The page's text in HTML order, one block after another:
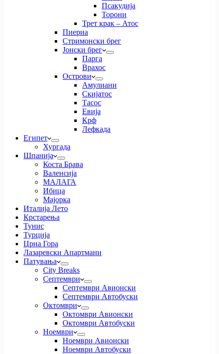
Псакудија
Торони
Трет крак – Атос
Пиериа
Стримонски брег
Јонски брег
Парга
Врахос
Острови
Амулиани
Скијатос
Тасос
Евија
Крф
Лефкада
Египет
Хургада
Шпанија
Коста Брава
Валенсија
МАЛАГА
Ибица
Мајорка
Италија Лето
Крстарења
Тунис
Турција
Црна Гора
Лазаревски Апартмани
Патувања
City Breaks
Септември
Септември Авионски
Септември Автобуски
Октомври
Октомври Авионски
Октомври Автобуски
Ноември
Ноември Авионски
Ноември Автобуски